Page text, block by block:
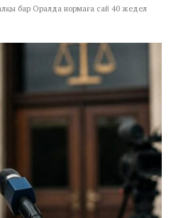
бар Оралда нормаға сай 40 жедел